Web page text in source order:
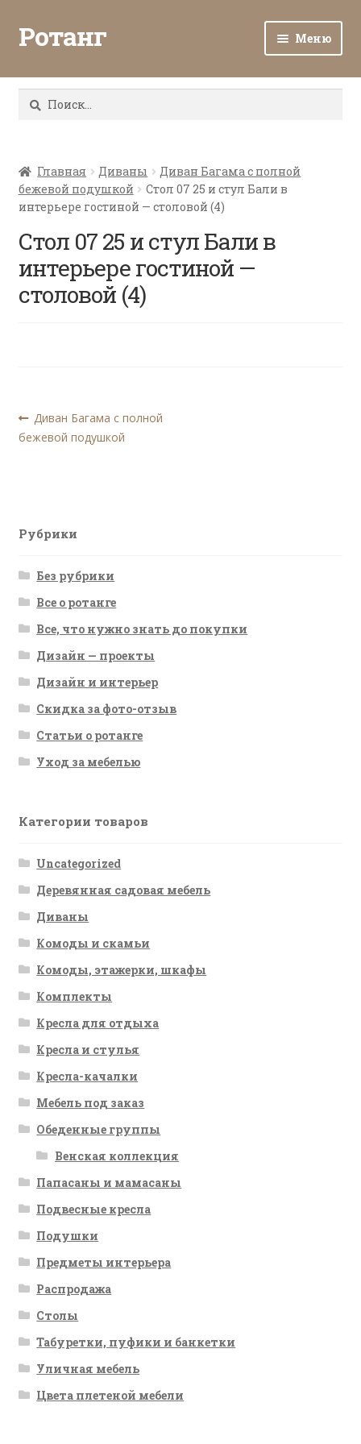
Ротанг Меню
Каталог
Все о ротанге
Ротанг оптом
Контакты
Найти:
Главная Диваны
Диван Багама с полной
бежевой подушкой
Стол 07 25 и стул Бали в
интерьере гостиной — столовой (4)
Стол 07 25 и стул Бали в
интерьере гостиной —
столовой (4)
Навигация
по
Предыдущая
запись:
Диван Багама с полной
бежевой подушкой
Рубрики
Без рубрики
Все о ротанге
Все, что нужно знать до покупки
Дизайн — проекты
Дизайн и интерьер
Скидка за фото-отзыв
Статьи о ротанге
Уход за мебелью
Категории товаров
Uncategorized
Деревянная садовая мебель
Диваны
Комоды и скамьи
Комоды, этажерки, шкафы
Комплекты
Кресла для отдыха
Кресла и стулья
Кресла-качалки
Мебель под заказ
Обеденные группы
Венская коллекция
Папасаны и мамасаны
Подвесные кресла
Подушки
Предметы интерьера
Распродажа
Столы
Табуретки, пуфики и банкетки
Уличная мебель
Цвета плетеной мебели